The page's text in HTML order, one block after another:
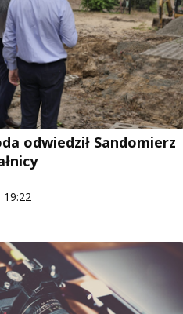
odwiedził Sandomierz
19:22